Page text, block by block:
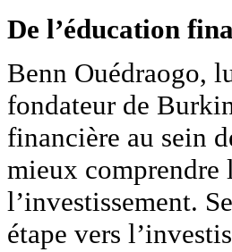
De l’éducation
Benn Ouédraogo,
fondateur de
financière au sein
mieux comprendre
l’investissement.
étape vers